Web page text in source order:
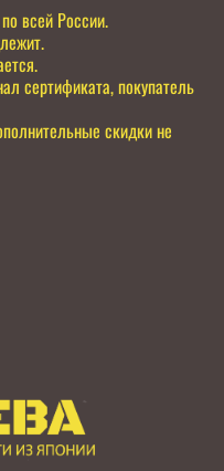
всей России.
сертификата, покупатель
скидки не